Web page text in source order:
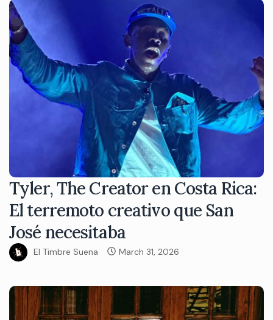
Tyler, The Creator en Costa Rica:
El terremoto creativo que San
José necesitaba
El Timbre Suena March 31, 2026